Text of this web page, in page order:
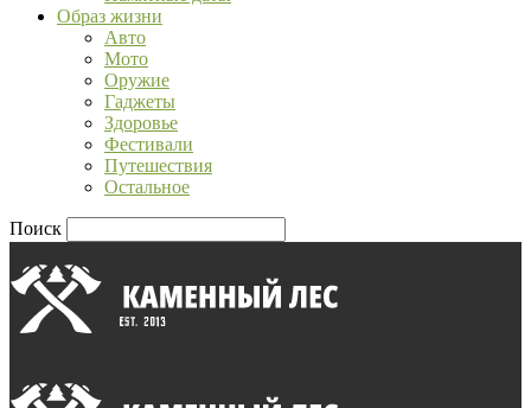
Образ жизни
Авто
Мото
Оружие
Гаджеты
Здоровье
Фестивали
Путешествия
Остальное
Поиск